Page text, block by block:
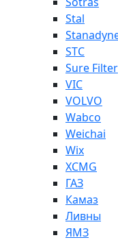
Stal
STC
Sure Filter
VIC
VOLVO
Wabco
Weichai
Wix
XCMG
ГАЗ
Камаз
Ливны
ЯМЗ